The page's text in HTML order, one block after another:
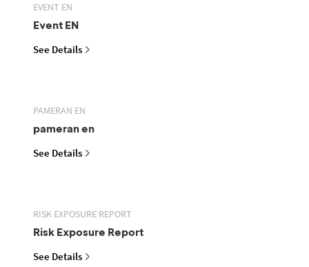
EVENT EN
Event EN
See Details
PAMERAN EN
pameran en
See Details
RISK EXPOSURE REPORT
Risk Exposure Report
See Details